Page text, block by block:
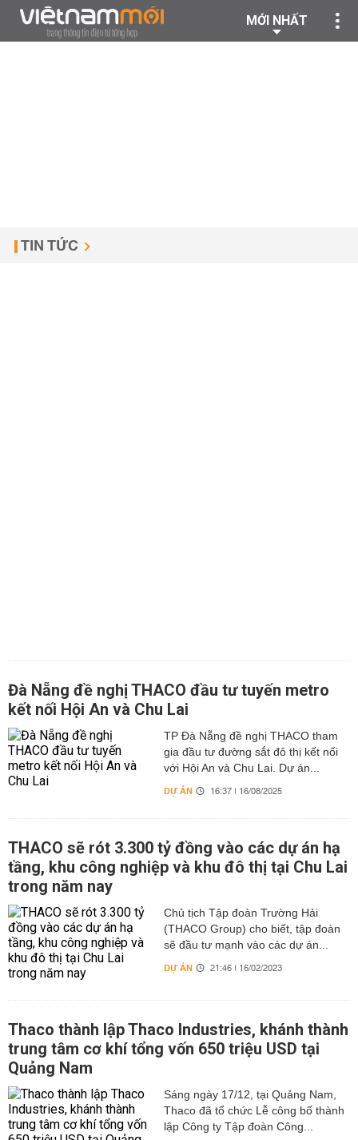
MỚI NHẤT
TIN TỨC
Đà Nẵng đề nghị THACO đầu tư tuyến metro
kết nối Hội An và Chu Lai
TP Đà Nẵng đề nghị THACO tham
gia đầu tư đường sắt đô thị kết nối
với Hội An và Chu Lai. Dự án...
DỰ ÁN 16:37 | 16/08/2025
THACO sẽ rót 3.300 tỷ đồng vào các dự án hạ
tầng, khu công nghiệp và khu đô thị tại Chu Lai
trong năm nay
Chủ tịch Tập đoàn Trường Hải
(THACO Group) cho biết, tập đoàn
sẽ đầu tư mạnh vào các dự án...
DỰ ÁN 21:46 | 16/02/2023
Thaco thành lập Thaco Industries, khánh thành
trung tâm cơ khí tổng vốn 650 triệu USD tại
Quảng Nam
Sáng ngày 17/12, tại Quảng Nam,
Thaco đã tổ chức Lễ công bố thành
lập Công ty Tập đoàn Công...